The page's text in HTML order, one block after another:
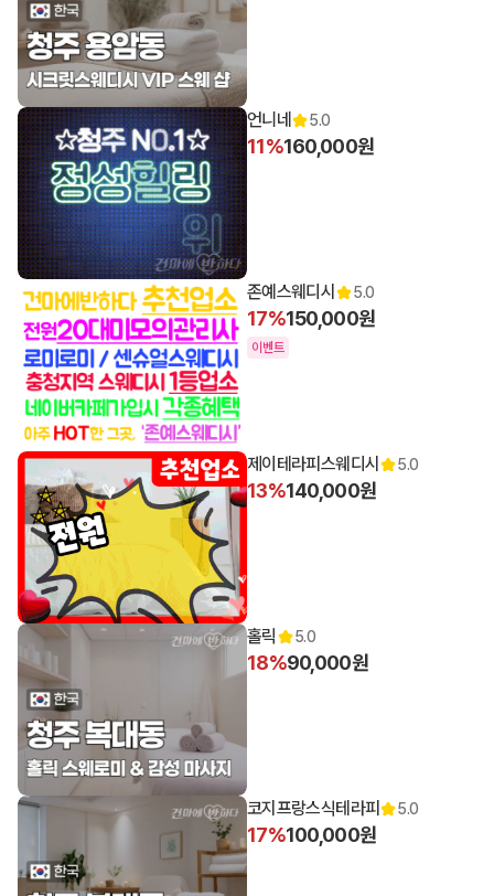
언니네 5.0
11%160,000원
존예스웨디시 5.0
17%150,000원
이벤트
제이테라피스웨디시 5.0
13%140,000원
홀릭 5.0
18%90,000원
코지프랑스식테라피 5.0
17%100,000원